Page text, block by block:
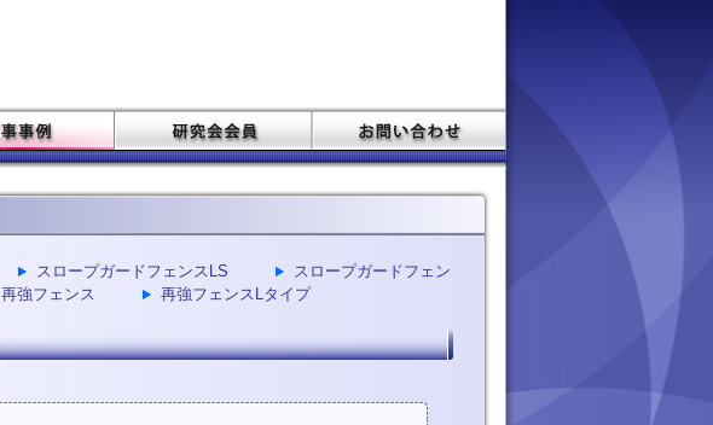
スロープガードフェンスLS
スロープガードフェン
再強フェンス 再強フェンスLタイプ